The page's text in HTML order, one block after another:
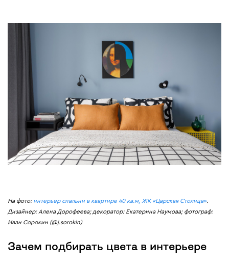
На фото: интерьер спальни в квартире 40 кв.м, ЖК «Царская Столица».
Дизайнер: Алена Дорофеева; декоратор: Екатерина Наумова; фотограф:
Иван Сорокин (@j.sorokin)
Зачем подбирать цвета в интерьере